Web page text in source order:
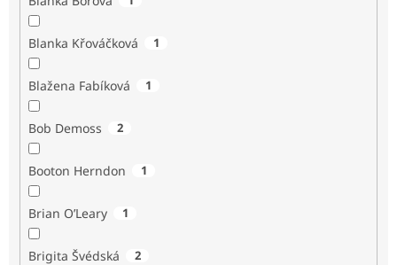
Blanka Křováčková 1
Blažena Fabíková 1
Bob Demoss 2
Booton Herndon 1
Brian O’Leary 1
Brigita Švédská 2